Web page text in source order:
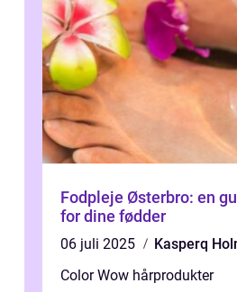
Fodpleje Østerbro: en
for dine fødder
06 juli 2025
Kasperq
Color Wow hårprodukter